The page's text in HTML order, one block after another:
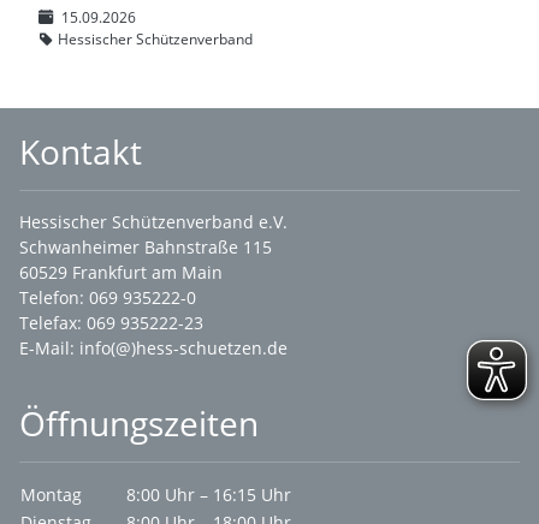
15.09.2026
Hessischer Schützenverband
Kontakt
Hessischer Schützenverband e.V.
Schwanheimer Bahnstraße 115
60529 Frankfurt am Main
Telefon: 069 935222-0
Telefax: 069 935222-23
E-Mail: info(@)hess-schuetzen.de
Öffnungszeiten
Montag
8:00 Uhr – 16:15 Uhr